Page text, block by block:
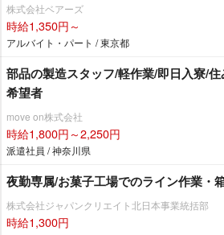
株式会社ベアーズ
時給1,350円～
アルバイト・パート / 東京都
部品の製造スタッフ/軽作業/即日入寮/
希望者
move on株式会社
時給1,800円～2,250円
派遣社員 / 神奈川県
夜勤専属/お菓子工場でのライン作業・
株式会社ジャパンクリエイト北日本事業統括部
時給1,300円